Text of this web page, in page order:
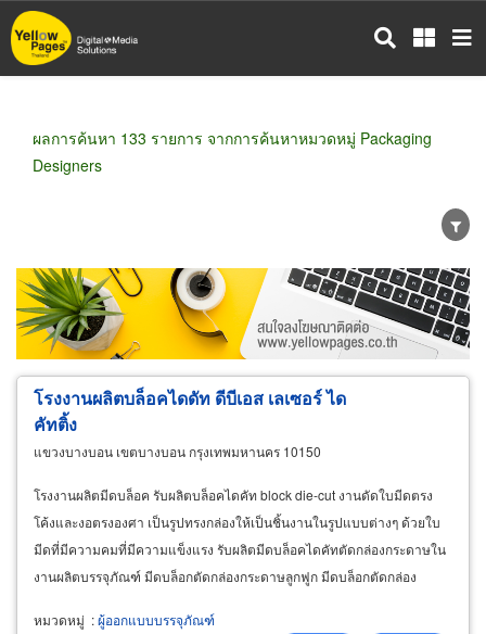
ข้าม
ไป
ผลการค้นหา 133 รายการ จากการค้นหาหมวดหมู่ Packaging
Designers
ขายส่ง ขายปลีก ผู้ผลิต
ตัวแทนจัดจำหน่าย
ผู้ส่งออก/นำเข้า
ธุรกิจบริการ
โรงงานผลิตบล็อคไดดัท ดีบีเอส เลเซอร์ ได
คัทติ้ง
แขวงบางบอน เขตบางบอน กรุงเทพมหานคร 10150
โรงงานผลิตมีดบล็อค รับผลิตบล็อคไดคัท block die-cut งานดัดใบมีดตรง
โค้งและงอตรงองศา เป็นรูปทรงกล่องให้เป็นชิ้นงานในรูปแบบต่างๆ ด้วยใบ
มีดที่มีความคมที่มีความแข็งแรง รับผลิตมีดบล็อคไดคัทตัดกล่องกระดาษใน
งานผลิตบรรจุภัณฑ์ มีดบล็อกตัดกล่องกระดาษลูกฟูก มีดบล็อกตัดกล่อง
หมวดหมู่ :ผู้ออกแบบบรรจุภัณฑ์